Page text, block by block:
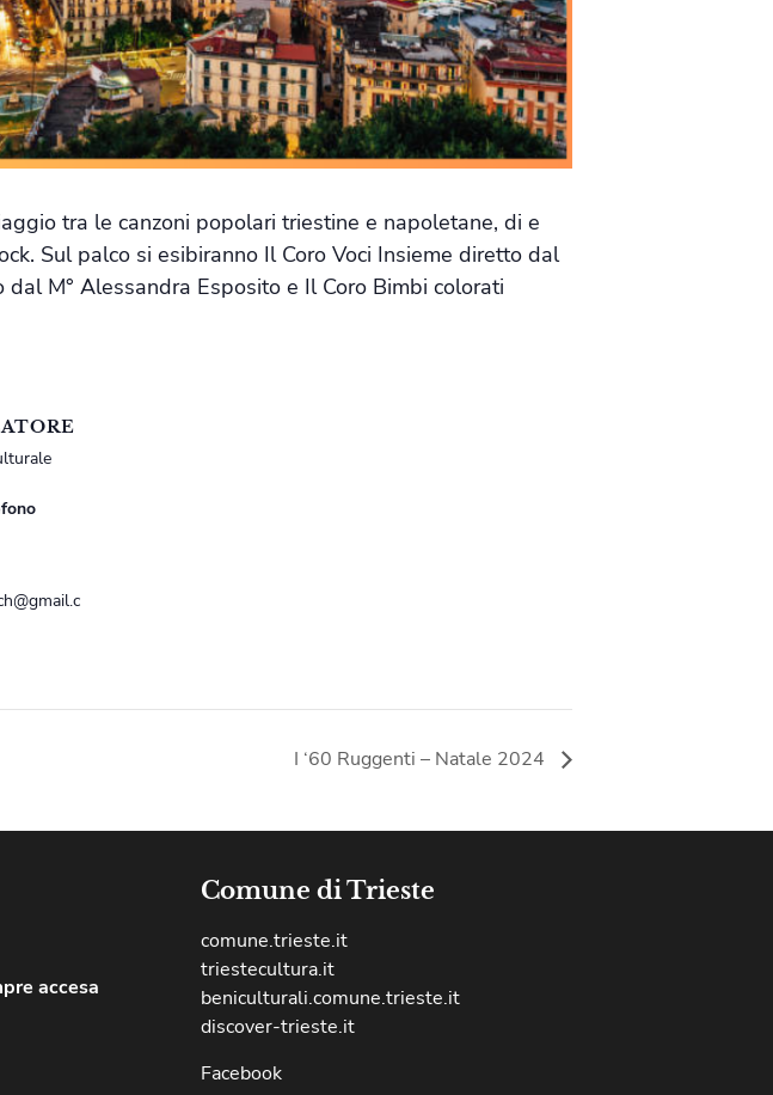
tra le canzoni popolari triestine e napoletane, di e
Sul palco si esibiranno Il Coro Voci Insieme diretto dal
M° Alessandra Esposito e Il Coro Bimbi colorati
I ‘60 Ruggenti – Natale 2024
accesa
Comune di Trieste
comune.trieste.it
triestecultura.it
beniculturali.comune.trieste.it
discover-trieste.it
Facebook